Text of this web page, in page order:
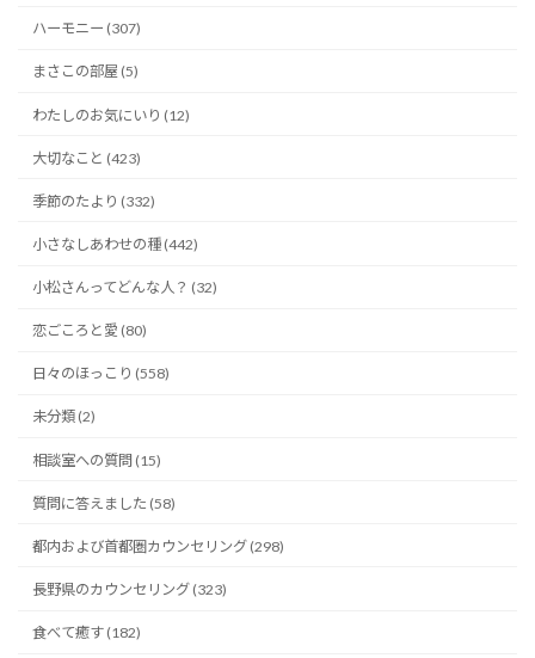
ハーモニー (307)
まさこの部屋 (5)
わたしのお気にいり (12)
大切なこと (423)
季節のたより (332)
小さなしあわせの種 (442)
小松さんってどんな人？ (32)
恋ごころと愛 (80)
日々のほっこり (558)
未分類 (2)
相談室への質問 (15)
質問に答えました (58)
都内および首都圏カウンセリング (298)
長野県のカウンセリング (323)
食べて癒す (182)